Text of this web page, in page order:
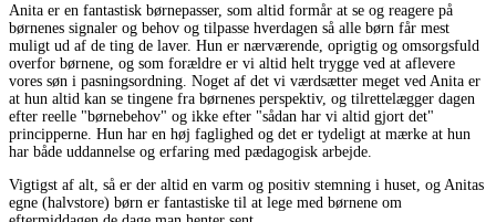
Anita er en fantastisk børnepasser, som altid formår at se og reagere på
børnenes signaler og behov og tilpasse hverdagen så alle børn får mest
muligt ud af de ting de laver. Hun er nærværende, oprigtig og omsorgsfuld
overfor børnene, og som forældre er vi altid helt trygge ved at aflevere
vores søn i pasningsordning. Noget af det vi værdsætter meget ved Anita er
at hun altid kan se tingene fra børnenes perspektiv, og tilrettelægger dagen
efter reelle "børnebehov" og ikke efter "sådan har vi altid gjort det"
principperne. Hun har en høj faglighed og det er tydeligt at mærke at hun
har både uddannelse og erfaring med pædagogisk arbejde.
Vigtigst af alt, så er der altid en varm og positiv stemning i huset, og Anitas
egne (halvstore) børn er fantastiske til at lege med børnene om